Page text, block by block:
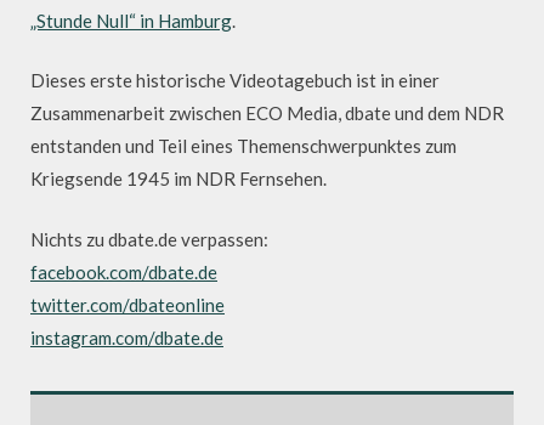
„Stunde Null“ in Hamburg
Dieses erste historische Videotagebuch ist in einer
Zusammenarbeit zwischen ECO Media, dbate und dem NDR
entstanden und Teil eines Themenschwerpunktes zum
Kriegsende 1945 im NDR Fernsehen.
Nichts zu dbate.de verpassen:
facebook.com/dbate.de
twitter.com/dbateonline
instagram.com/dbate.de